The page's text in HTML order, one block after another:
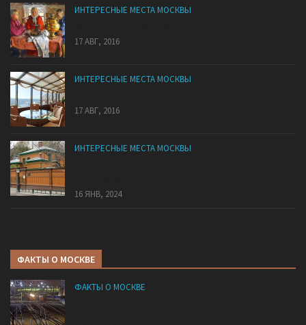
ИНТЕРЕСНЫЕ МЕСТА МОСКВЫ
17 АВГ, 2016
ИНТЕРЕСНЫЕ МЕСТА МОСКВЫ
17 АВГ, 2016
ИНТЕРЕСНЫЕ МЕСТА МОСКВЫ
16 ЯНВ, 2024
ФАКТЫ О МОСКВЕ
ФАКТЫ О МОСКВЕ